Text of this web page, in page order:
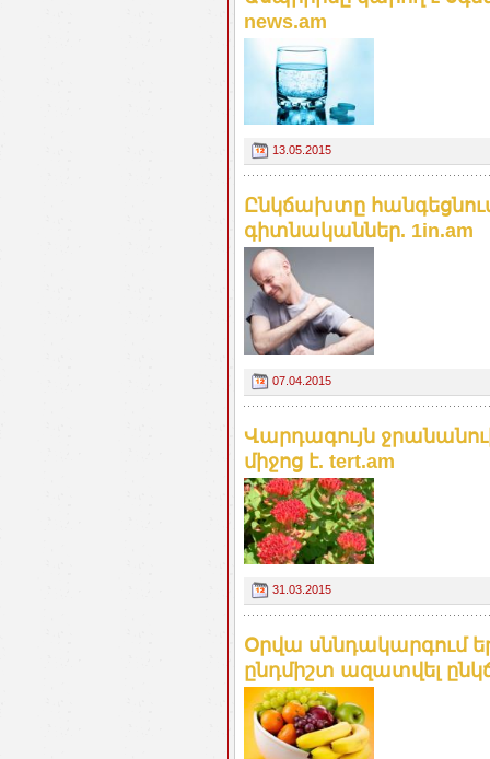
news.am
13.05.2015
Ընկճախտը հանգեցնում
գիտնականներ. 1in.am
07.04.2015
Վարդագույն
միջոց է. tert.am
31.03.2015
Օրվա սննդակարգում
ընդմիշտ ազատվել